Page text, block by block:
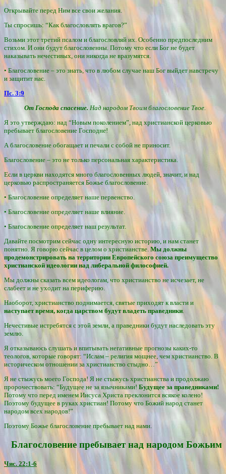
Открывайте перед Ним все свои желания.
Ты спросишь: “Как благословлять врагов?”
Возьми этот третий псалом и благословляй их. Особенно предпоследним
стихом. И они будут благословенны. Потому что если Бог не будет
наказывать нечестивых, они никогда не вразумятся.
• Благословение – это знать, что в любом случае наш Бог выйдет навстречу
и защитит нас.
Пс. 3:9
От Господа спасение. Над народом Твоим благословение Твое.
Я это утверждаю: над “Новым поколением”, над христианской церковью
пребывает благословение Господне!
А благословение обогащает и печали с собой не приносит.
Благословение – это не только персональная характеристика.
Если в церкви находятся много благословенных людей, значит, и над
церковью распространяется Божье благословение.
• Благословение определяет наше первенство.
• Благословение определяет наше влияние.
• Благословение определяет наш результат.
Давайте посмотрим сейчас одну интересную историю, и нам станет
понятно. Я говорю сейчас в целом о христианстве. Мы должны
продемонстрировать на территории Европейского союза преимущество
христианской идеологии над либеральной философией.
Мы должны сказать всем идеологам, что христианство не исчезает, не
слабеет и не уходит на периферию.
Наоборот, христианство поднимается, святые приходят к власти и
наступает время, когда царством будут владеть праведники
Нечестивые истребятся с этой земли, а праведники будут наследовать эту
землю.
Я отказываюсь слушать и впитывать негативные прогнозы каких-то
теологов, которые говорят: “Ислам – религия мощнее, чем христианство. В
историческом отношении за христианство стыдно…”
Я не стыжусь моего Господа! Я не стыжусь христианства и продолжаю
пророчествовать: “Будущее не за язычниками! Будущее за праведниками!
Потому что перед именем Иисуса Христа преклонится всякое колено!
Поэтому будущее в руках христиан! Потому что Божий народ станет
народом всех народов!”
Поэтому Божье благословение пребывает над нами.
Благословение пребывает над народом Божьим
Чис. 22:1-6